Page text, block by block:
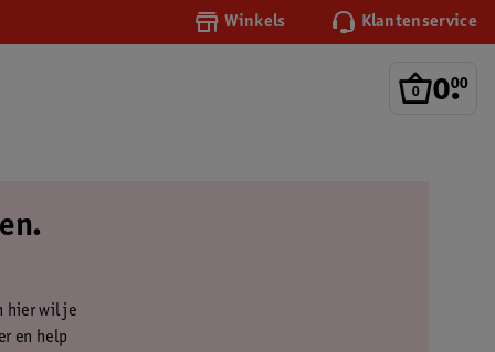
Winkels Klantenservice
0.
00
hier wil je
en help